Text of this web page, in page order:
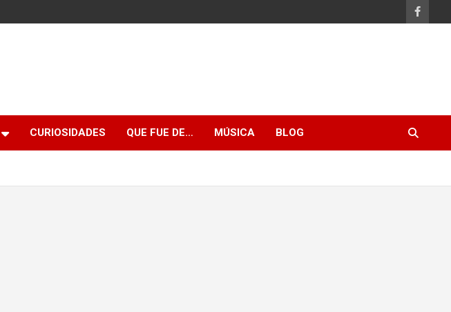
CURIOSIDADES QUE FUE DE… MÚSICA BLOG